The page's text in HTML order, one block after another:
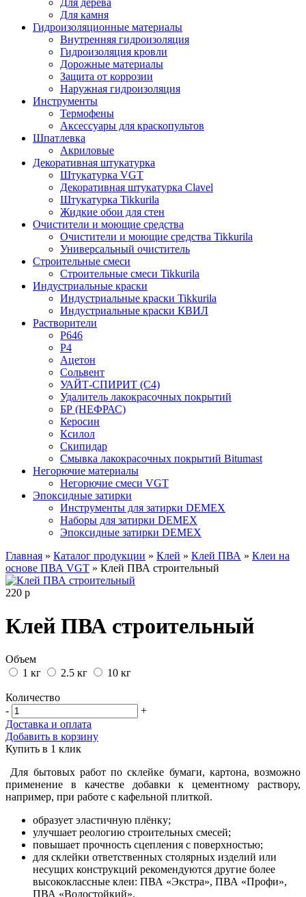
Для камня
Гидроизоляционные материалы
Внутренняя гидроизоляция
Гидроизоляция кровли
Дорожные материалы
Защита от коррозии
Наружная гидроизоляция
Инструменты
Термофены
Аксессуары для краскопультов
Шпатлевка
Акриловые
Декоративная штукатурка
Штукатурка VGT
Декоративная штукатурка Clavel
Штукатурка Tikkurila
Жидкие обои для стен
Очистители и моющие средства
Очистители и моющие средства Tikkurila
Универсальный очиститель
Строительные смеси
Строительные смеси Tikkurila
Индустриальные краски
Индустриальные краски Tikkurila
Индустриальные краски КВИЛ
Растворители
P646
P4
Ацетон
Сольвент
УАЙТ-СПИРИТ (С4)
Удалитель лакокрасочных покрытий
БР (НЕФРАС)
Керосин
Ксилол
Скипидар
Смывка лакокрасочных покрытий Bitumast
Негорючие материалы
Негорючие смеси VGT
Эпоксидные затирки
Инструменты для затирки DEMEX
Наборы для затирки DEMEX
Эпоксидные затирки DEMEX
Главная » Каталог продукции » Клей » Клей ПВА » Клеи на
основе ПВА VGT » Клей ПВА строительный
220 р
Клей ПВА строительный
Объем
1 кг
2.5 кг 10 кг
Количество
-
+
Доставка и оплата
Добавить в корзину
Купить в 1 клик
Для бытовых работ по склейке бумаги, картона, возможно
применение в качестве добавки к цементному раствору,
например, при работе с кафельной плиткой.
образует эластичную плёнку;
улучшает реологию строительных смесей;
повышает прочность сцепления с поверхностью;
для склейки ответственных столярных изделий или
несущих конструкций рекомендуются другие более
высококлассные клеи: ПВА «Экстра», ПВА «Профи»,
ПВА «Водостойкий».